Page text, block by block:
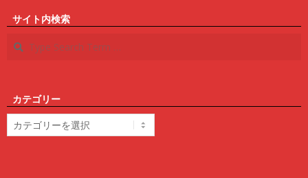
サイト内検索
Search
カテゴリー
テ